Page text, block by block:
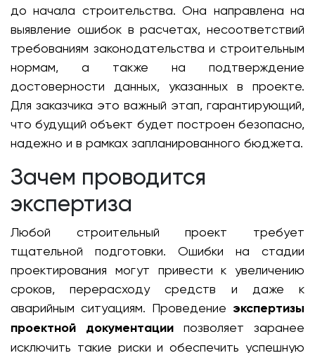
до начала строительства. Она направлена на
выявление ошибок в расчетах, несоответствий
требованиям законодательства и строительным
нормам, а также на подтверждение
достоверности данных, указанных в проекте.
Для заказчика это важный этап, гарантирующий,
что будущий объект будет построен безопасно,
надежно и в рамках запланированного бюджета.
Зачем проводится
экспертиза
Любой строительный проект требует
тщательной подготовки. Ошибки на стадии
проектирования могут привести к увеличению
сроков, перерасходу средств и даже к
аварийным ситуациям. Проведение экспертизы
проектной документации позволяет заранее
исключить такие риски и обеспечить успешную